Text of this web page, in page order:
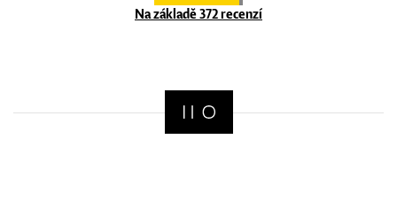
Na základě 372 recenzí